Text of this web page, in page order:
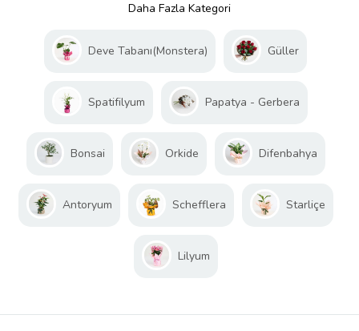
Daha Fazla Kategori
Deve Tabanı(Monstera) Güller
Spatifilyum Papatya - Gerbera
Bonsai Orkide Difenbahya
Antoryum Schefflera Starliçe
Lilyum